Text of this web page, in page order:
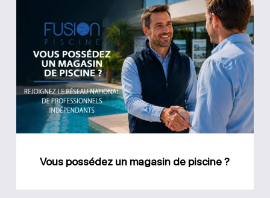
Vous
possédez
un
magasin
de
piscine
?
Vous possédez un magasin de piscine ?